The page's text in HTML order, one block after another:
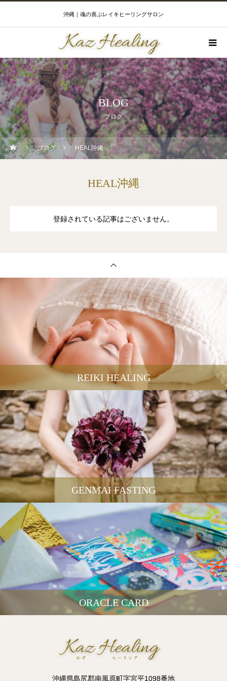
沖縄｜魂の喜ぶレイキヒーリングサロン
BLOG
ブログ
ブログ HEAL沖縄
HEAL沖縄
登録されている記事はございません。
REIKI HEALING
GENMAI FASTING
ORACLE CARD
沖縄県島尻郡南風原町字宮平1098番地